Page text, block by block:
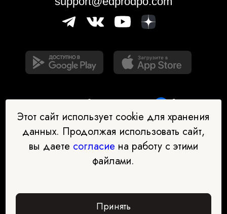
Наш бот-помощник в выборе
Перейти в чат-бот
Этот сайт использует cookie для хранения
данных. Продолжая использовать сайт,
вы даете согласие на работу с этими
файлами.
Принять